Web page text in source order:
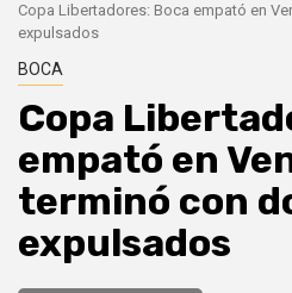
Copa Libertadores: Boca empató en
expulsados
BOCA
Copa
empató en
terminó con
expulsados